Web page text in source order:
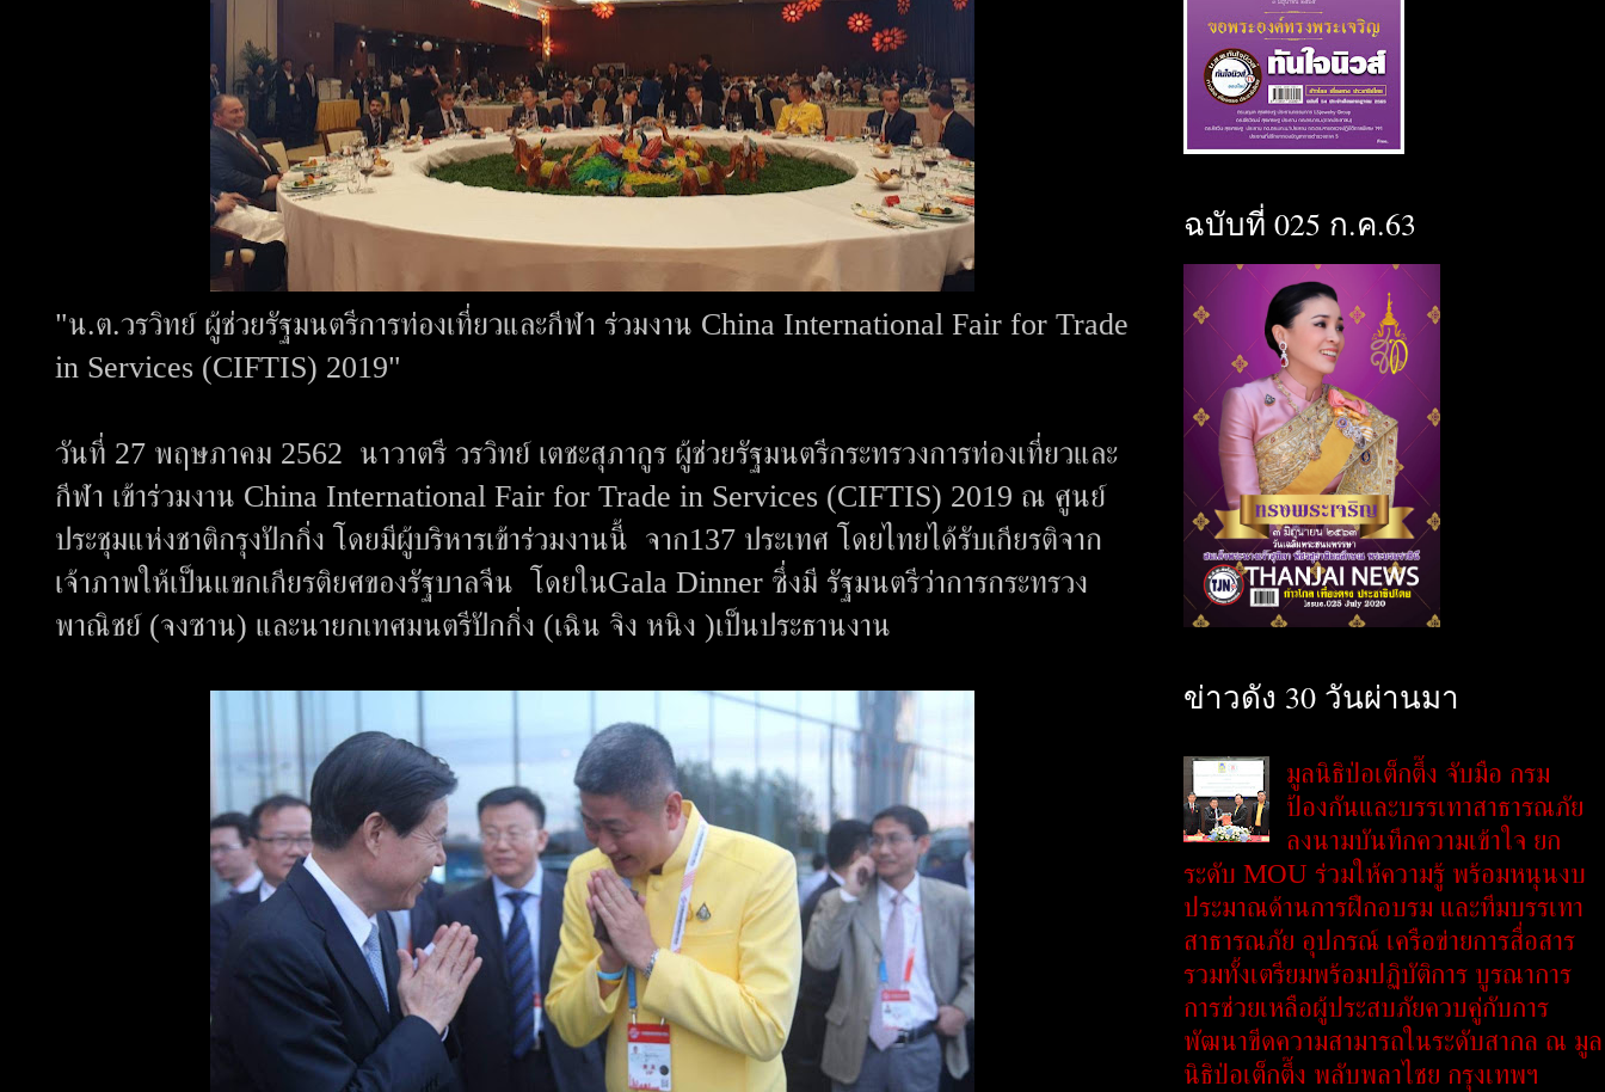
"น.ต.วรวิทย์ ผู้ช่วยรัฐมนตรีการท่องเที่ยวและกีฬา ร่วมงาน China International Fair for Trade
in Services (CIFTIS) 2019"
วันที่ 27 พฤษภาคม 2562 นาวาตรี วรวิทย์ เตชะสุภากูร ผู้ช่วยรัฐมนตรีกระทรวงการท่องเที่ยวและ
กีฬา เข้าร่วมงาน China International Fair for Trade in Services (CIFTIS) 2019 ณ ศูนย์
ประชุมแห่งชาติกรุงปักกิ่ง โดยมีผู้บริหารเข้าร่วมงานนี้ จาก137 ประเทศ โดยไทยได้รับเกียรติจาก
เจ้าภาพให้เป็นแขกเกียรติยศของรัฐบาลจีน โดยในGala Dinner ซึ่งมี รัฐมนตรีว่าการกระทรวง
พาณิชย์ (จงซาน) และนายกเทศมนตรีปักกิ่ง (เฉิน จิง หนิง )เป็นประธานงาน
ฉบับที่ 025 ก.ค.63
ข่าวดัง 30 วันผ่านมา
มูลนิธิป่อเต็กตึ๊ง จับมือ กรม
ป้องกันและบรรเทาสาธารณภัย
ลงนามบันทึกความเข้าใจ ยก
ระดับ MOU ร่วมให้ความรู้ พร้อมหนุนงบ
ประมาณด้านการฝึกอบรม และทีมบรรเทา
สาธารณภัย อุปกรณ์ เครือข่ายการสื่อสาร
รวมทั้งเตรียมพร้อมปฏิบัติการ บูรณาการ
การช่วยเหลือผู้ประสบภัยควบคู่กับการ
พัฒนาขีดความสามารถในระดับสากล ณ มูล
นิธิป่อเต็กตึ๊ง พลับพลาไชย กรุงเทพฯ